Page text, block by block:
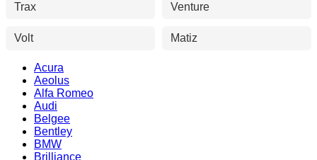
Trax Venture
Volt Matiz
Acura
Aeolus
Alfa Romeo
Audi
Belgee
Bentley
BMW
Brilliance